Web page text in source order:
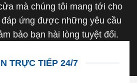
mà chúng tôi mang tới cho
ứng được những yêu cầu
bảo bạn hài lòng tuyệt đối.
TRỰC TIẾP 24/7